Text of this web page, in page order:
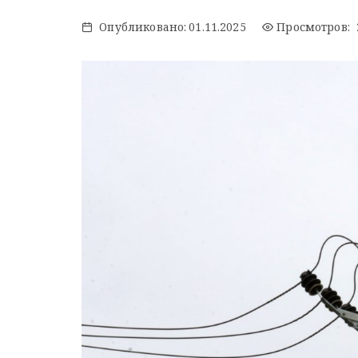
Опубликовано: 01.11.2025 Просмотров: